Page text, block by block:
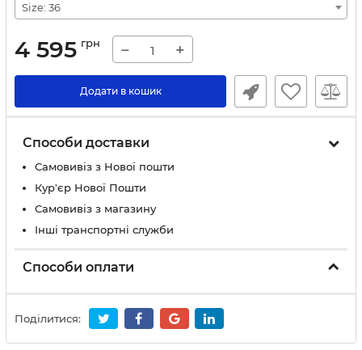
Size: 36
4 595 грн − +
Додати в кошик
Способи доставки
Самовивіз з Нової пошти
Кур'єр Нової Пошти
Самовивіз з магазину
Інші транспортні служби
Способи оплати
Поділитися: